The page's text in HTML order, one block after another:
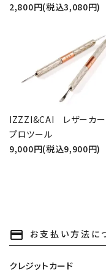
2,800円(税込3,080円)
IZZZI&CAI レザーカー
プロツール
9,000円(税込9,900円)
payment お支払い方法に
クレジットカード